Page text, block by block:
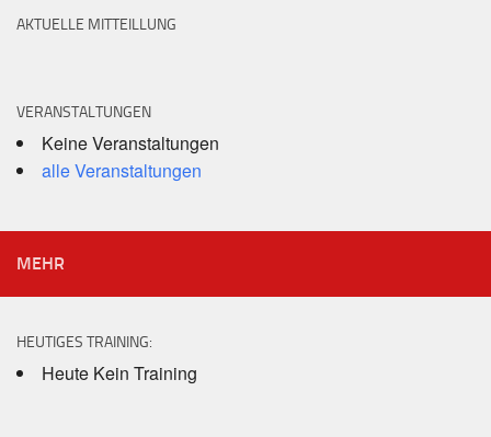
AKTUELLE MITTEILLUNG
VERANSTALTUNGEN
Keine Veranstaltungen
alle Veranstaltungen
MEHR
HEUTIGES TRAINING:
Heute Kein Training